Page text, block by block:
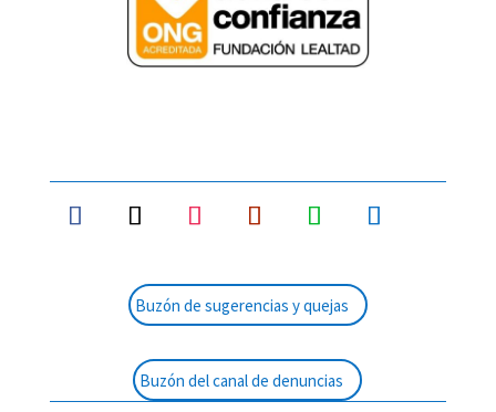
Buzón de sugerencias y quejas
Buzón del canal de denuncias